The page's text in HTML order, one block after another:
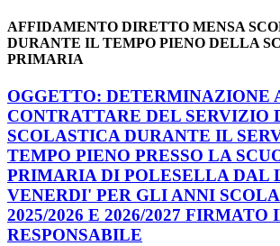
AFFIDAMENTO DIRETTO MENSA
DURANTE IL TEMPO PIENO DELLA
PRIMARIA
OGGETTO: DETERMINAZIONE
CONTRATTARE DEL SERVIZIO
SCOLASTICA DURANTE IL
TEMPO PIENO PRESSO LA
PRIMARIA DI POLESELLA DAL
VENERDI' PER GLI ANNI
2025/2026 E 2026/2027 FIRMATO
RESPONSABILE